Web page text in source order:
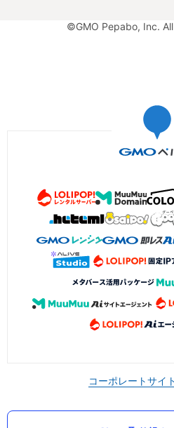
©GMO Pepabo, Inc.
コーポレートサイト